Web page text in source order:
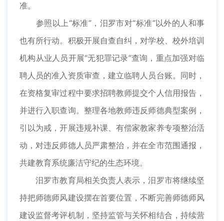
准。
参照以上“标准”，汨罗市对“标准”以外的人和事
也有所行动。积极开展自查自纠，对学校、校外培训
机构从业人员开展“无犯罪记录”查询，重点加强对临
聘人员的准入资质审查，建立临聘人员台账。同时，
在资格复审过程中要求招聘教师提交个人信用报告，
并进行入职查询。整理各地教师违反师德典型案例，
引以为戒，开展违规补课、有偿家教家养专项整治活
动，对违反师德人员严肃整治，并在全市范围通报，
共建教育系统廉洁守纪的生态环境。
汨罗市教育局相关负责人表示，汨罗市将继续坚
持把师德师风建设摆在首要位置，不断完善师德师风
建设监督考评机制，坚持监管与关怀相结合，持续营